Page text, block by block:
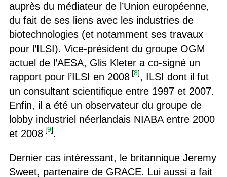
auprès du médiateur de l’Union européenne,
du fait de ses liens avec les industries de
biotechnologies (et notamment ses travaux
pour l’ILSI). Vice-président du groupe OGM
actuel de l’AESA, Glis Kleter a co-signé un
rapport pour l’ILSI en 2008 [8], ILSI dont il fut
un consultant scientifique entre 1997 et 2007.
Enfin, il a été un observateur du groupe de
lobby industriel néerlandais NIABA entre 2000
et 2008 [9].
Dernier cas intéressant, le britannique Jeremy
Sweet, partenaire de GRACE. Lui aussi a fait